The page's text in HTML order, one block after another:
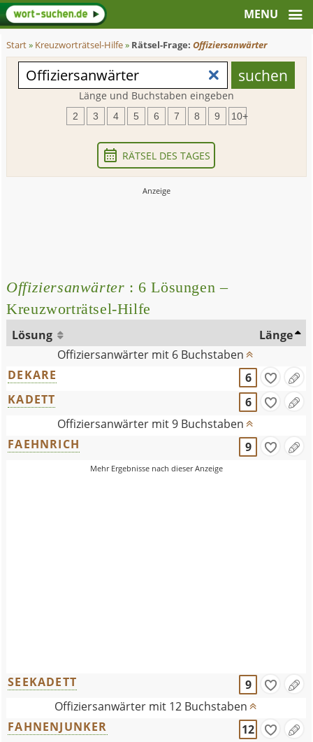
Start» Kreuzworträtsel-Hilfe» Rätsel-Frage:Offiziersanwärter
Länge und Buchstaben eingeben
2 3 4 5 6 7 8 9 10+
RÄTSEL DES TAGES
Offiziersanwärter : 6 Lösungen –
Kreuzworträtsel-Hilfe
Lösung
Länge
Offiziersanwärter mit 6 Buchstaben
DEKARE
6
KADETT
6
Offiziersanwärter mit 9 Buchstaben
FAEHNRICH
9
SEEKADETT
9
Offiziersanwärter mit 12 Buchstaben
FAHNENJUNKER
12